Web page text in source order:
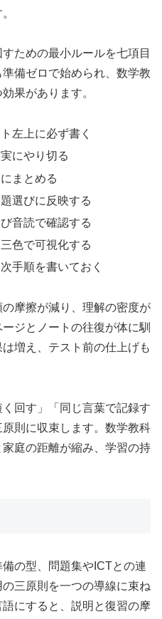
ための最小ルールを七項目
備ゼロで始められ、数学教
果があります。
左上に必ず書く
にやり切る
まとめる
選びに反映する
音読で確認する
色で可視化する
手順を書いておく
摩擦が減り、理解の密度が
ジとノートの往復が体に馴
増え、テスト前の仕上げも
回す」「同じ言葉で記録す
則に収束します。数学教科
庭の距離が縮み、学習の持
の型、問題集やICTとの連
三原則を一つの導線に束ね
にすると、説明と復習の摩